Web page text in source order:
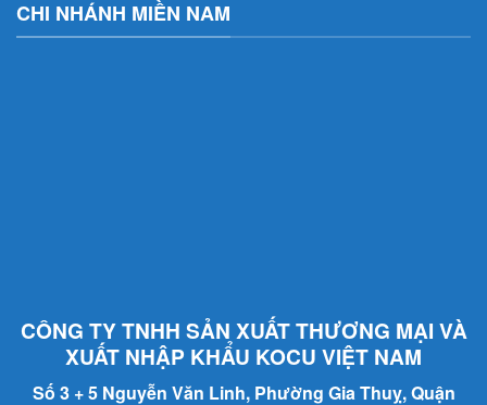
CHI NHÁNH MIỀN NAM
CÔNG TY TNHH SẢN XUẤT THƯƠNG MẠI VÀ
XUẤT NHẬP KHẨU KOCU VIỆT NAM
Số 3 + 5 Nguyễn Văn Linh, Phường Gia Thuỵ, Quận